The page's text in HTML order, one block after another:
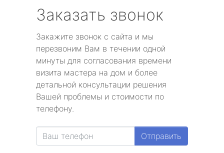
Заказать звонок
Закажите звонок с сайта и мы
перезвоним Вам в течении одной
минуты для согласования времени
визита мастера на дом и более
детальной консультации решения
Вашей проблемы и стоимости по
телефону.
Отправить